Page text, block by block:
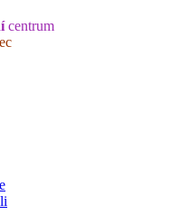
centrum